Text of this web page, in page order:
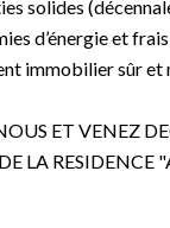
solides
d’énergie et
immobilier sûr et
ET VENEZ
LA RESIDENCE